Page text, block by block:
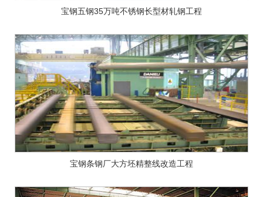
宝钢五钢35万吨不锈钢长型材轧钢工程
宝钢条钢厂大方坯精整线改造工程